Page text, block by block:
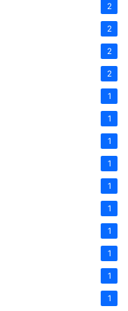
2
2
2
2
1
1
1
1
1
1
1
1
1
1